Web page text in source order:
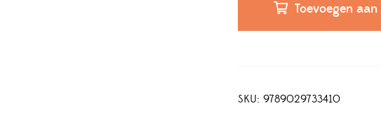
Toevoegen
SKU: 9789029733410